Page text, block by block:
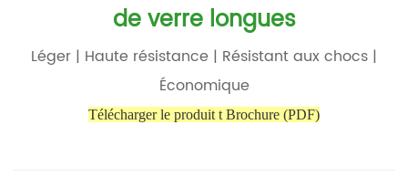
de verre longues
Léger | Haute résistance | Résistant aux chocs |
Économique
Télécharger le produit t Brochure (PDF)